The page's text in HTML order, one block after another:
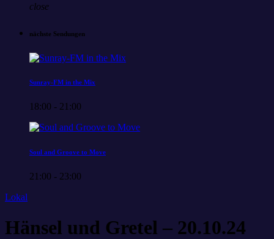
close
nächste Sendungen
Sunray-FM in the Mix
18:00 - 21:00
Soul and Groove to Move
21:00 - 23:00
Lokal
Hänsel und Gretel – 20.10.24